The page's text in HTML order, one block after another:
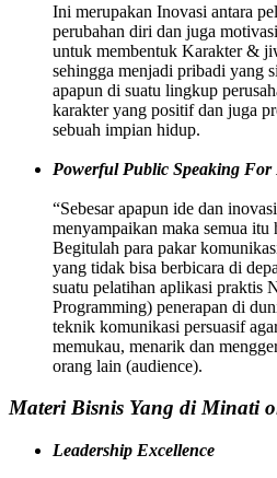
Ini merupakan Inovasi antara
perubahan diri dan juga
untuk membentuk Karakter &
sehingga menjadi pribadi yang
apapun di suatu lingkup
karakter yang positif dan juga
sebuah impian hidup.
Powerful Public Speaking For
“Sebesar apapun ide dan
menyampaikan maka semua itu
Begitulah para pakar
yang tidak bisa berbicara di
suatu pelatihan aplikasi praktis
Programming) penerapan di
teknik komunikasi persuasif
memukau, menarik dan
orang lain (audience).
Materi Bisnis Yang di Minati
Leadership Excellence